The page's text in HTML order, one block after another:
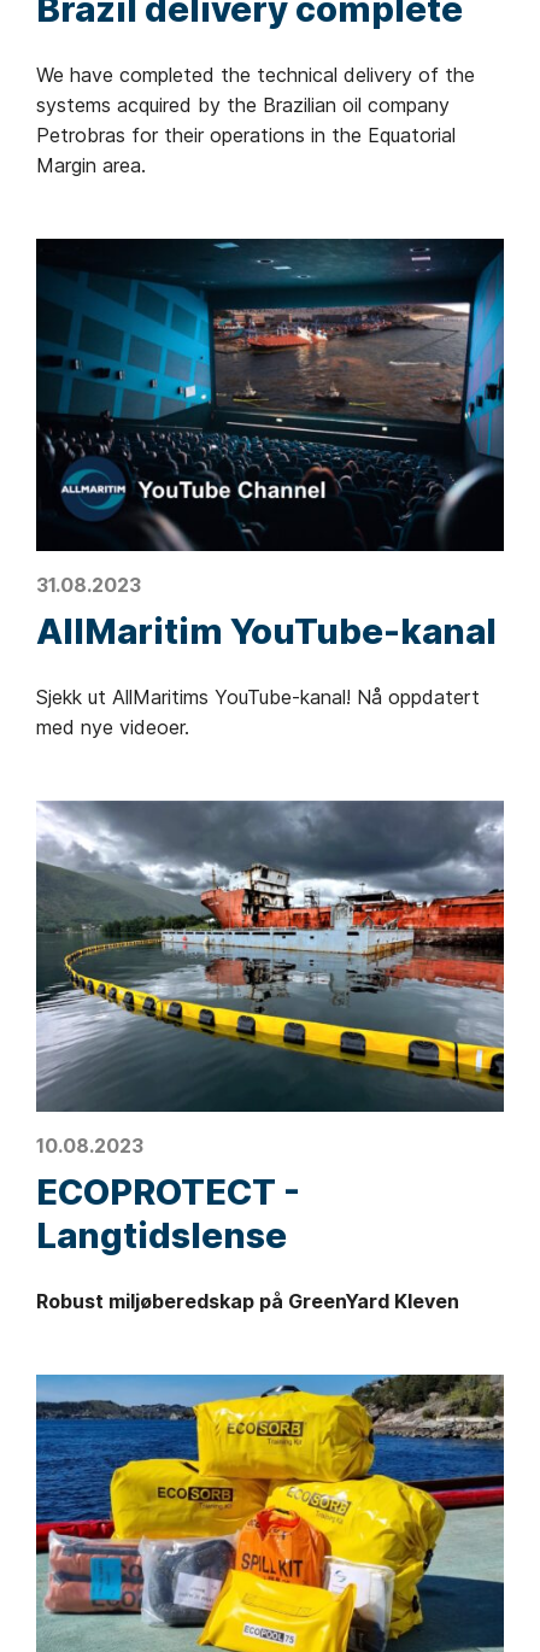
Brazil delivery complete
We have completed the technical delivery of the
systems acquired by the Brazilian oil company
Petrobras for their operations in the Equatorial
Margin area.
31.08.2023
AllMaritim YouTube-kanal
Sjekk ut AllMaritims YouTube-kanal! Nå oppdatert
med nye videoer.
10.08.2023
ECOPROTECT -
Langtidslense
Robust miljøberedskap på GreenYard Kleven